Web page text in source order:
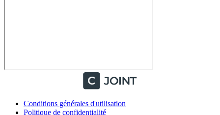
Conditions générales d'utilisation
Politique de confidentialité